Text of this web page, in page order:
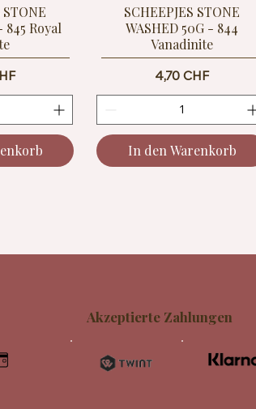
STONE
845 Royal
SCHEEPJES STONE
WASHED 50G - 844
Vanadinite
Preis
4,70 CHF
In den Warenkorb
Akzeptierte Zahlungen